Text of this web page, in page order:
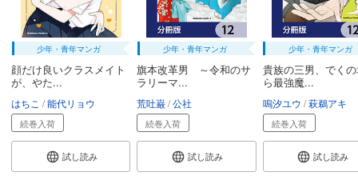
少年・青年マンガ
顔だけ良いクラスメイト
が、やた...
はちこ 能代リョウ
続巻入荷
試し読み
少年・青年マンガ
旗本改革男 ～令和のサ
ラリーマ...
荒吐巌 公社
続巻入荷
試し読み
少年・青年マンガ
貴族の三男、でく
ら最強魔...
嗚汐ユウ 萩鵜アキ
続巻入荷
試し読み